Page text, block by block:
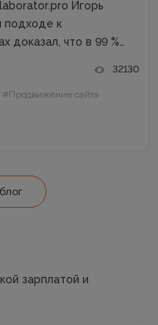
Игорь
подходе к
доказал, что в 99 %
способов, среди
разделяются...
32130
#Продвижение сайта
зарплатой и